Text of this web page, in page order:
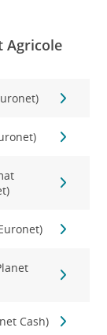
Agricole
Cash)